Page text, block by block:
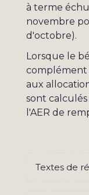
à terme
novembre
d'octobre).
Lorsque le
complément
aux
sont calculés
l'AER de
Textes de